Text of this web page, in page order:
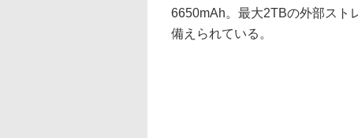
6650mAh。最大2TBの外部スト
備えられている。